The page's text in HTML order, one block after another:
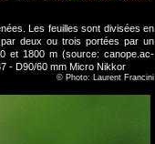
Les feuilles sont divisées en
par deux ou trois portées par un
et 1800 m (source: canope.ac-
- D90/60 mm Micro Nikkor
© Photo: Laurent Francini